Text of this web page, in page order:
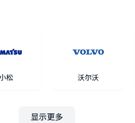
松 沃尔沃
显示更多